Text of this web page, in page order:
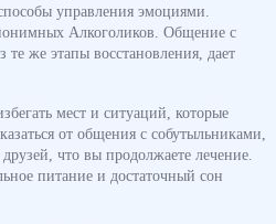
управления эмоциями.
Алкоголиков. Общение с
те же этапы восстановления, дает
мест и ситуаций, которые
от общения с собутыльниками,
что вы продолжаете лечение.
питание и достаточный сон